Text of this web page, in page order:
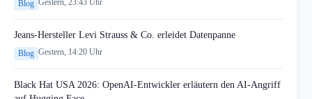
Blog
Jeans-Hersteller Levi Strauss & Co. erleidet Datenpanne
Blog Gestern, 14:20 Uhr
Black Hat USA 2026: OpenAI-Entwickler erläutern den AI-Angriff